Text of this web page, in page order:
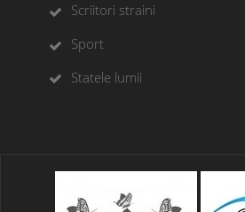
Scriitori straini
Sport
Statele lumii